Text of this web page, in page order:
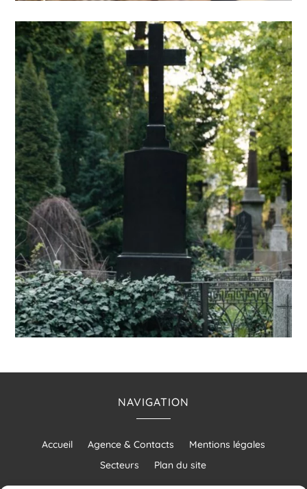
NAVIGATION
Accueil Agence & Contacts
Mentions légales
Secteurs
Plan du site